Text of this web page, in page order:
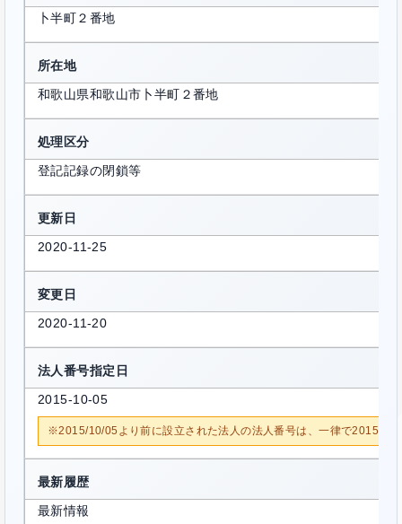
卜半町２番地
所在地
和歌山県和歌山市卜半町２番地
処理区分
登記記録の閉鎖等
更新日
2020-11-25
変更日
2020-11-20
法人番号指定日
2015-10-05
※2015/10/05より前に設立された法人の法人番号は、一律で2015/10/
最新履歴
最新情報